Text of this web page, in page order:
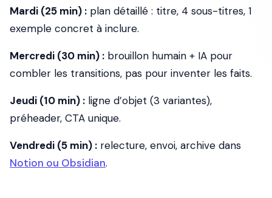
Mardi (25 min) : plan détaillé : titre, 4 sous-titres, 1
exemple concret à inclure.
Mercredi (30 min) : brouillon humain + IA pour
combler les transitions, pas pour inventer les faits.
Jeudi (10 min) : ligne d’objet (3 variantes),
préheader, CTA unique.
Vendredi (5 min) : relecture, envoi, archive dans
Notion ou Obsidian.